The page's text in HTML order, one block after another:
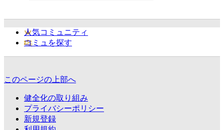
人気コミュニティ
コミュを探す
このページの上部へ
健全化の取り組み
プライバシーポリシー
新規登録